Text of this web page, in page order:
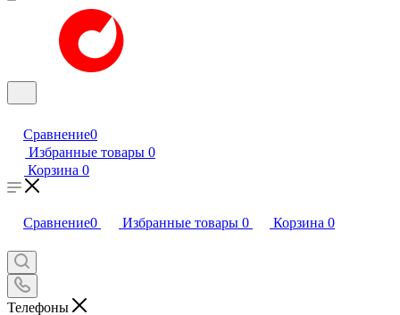
Сравнение0
Избранные товары 0
Корзина 0
Сравнение0 Избранные товары 0 Корзина 0
Телефоны